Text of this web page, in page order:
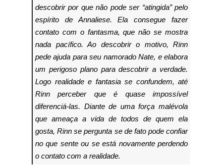
descobrir por que não pode ser “atingida” pelo
espírito de Annaliese. Ela consegue fazer
contato com o fantasma, que não se mostra
nada pacífico. Ao descobrir o motivo, Rinn
pede ajuda para seu namorado Nate, e elabora
um perigoso plano para descobrir a verdade.
Logo realidade e fantasia se confundem, até
Rinn perceber que é quase impossível
diferenciá-las. Diante de uma força malévola
que ameaça a vida de todos de quem ela
gosta, Rinn se pergunta se de fato pode confiar
no que sente ou se está novamente perdendo
o contato com a realidade.